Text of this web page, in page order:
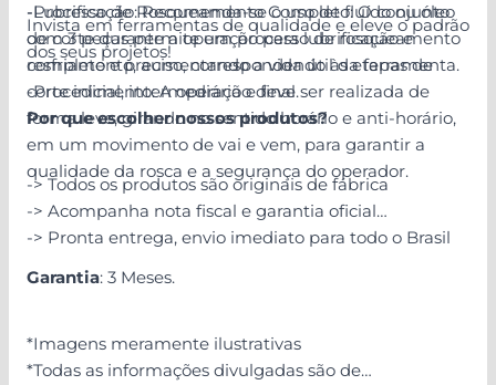
-Processo de Rosqueamento Completo: O conjunto
com 3 peças permite um processo de rosqueamento
completo e preciso, correspondendo às etapas de
corte inicial, intermediário e final.
-Lubrificação: Recomenda-se o uso de fluído ou óleo
de corte durante a operação para lubrificação e
resfriamento, aumentando a vida útil da ferramenta.
-Procedimento: A operação deve ser realizada de
forma leve, girando no sentido horário e anti-horário,
em um movimento de vai e vem, para garantir a
qualidade da rosca e a segurança do operador.
Invista em ferramentas de qualidade e eleve o padrão
dos seus projetos!
Por que escolher nossos produtos?
-> Todos os produtos são originais de fábrica
-> Acompanha nota fiscal e garantia oficial
-> Pronta entrega, envio imediato para todo o Brasil
Garantia: 3 Meses.
*Imagens meramente ilustrativas
*Todas as informações divulgadas são de